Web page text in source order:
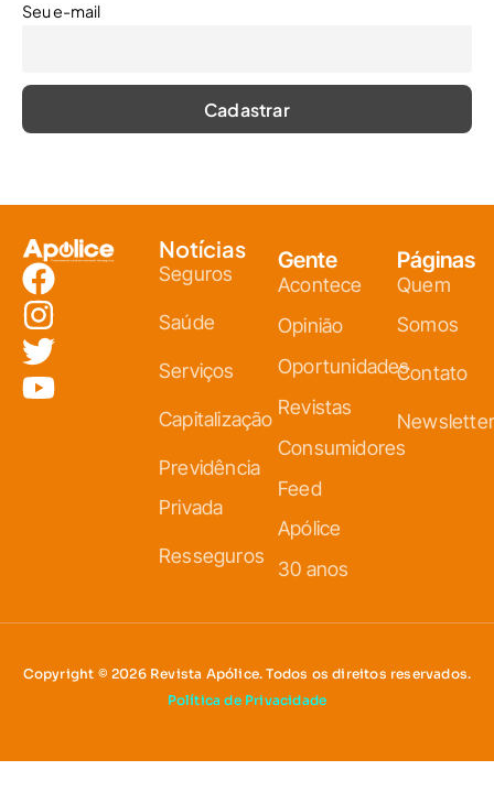
Seu e-mail
Notícias
Seguros
Saúde
Serviços
Capitalização
Previdência
Privada
Resseguros
Gente
Acontece
Opinião
Oportunidades
Revistas
Consumidores
Feed
Apólice
30 anos
Páginas
Quem
Somos
Contato
Newsletter
Copyright © 2026 Revista Apólice. Todos os direitos reservados.
Política de Privacidade